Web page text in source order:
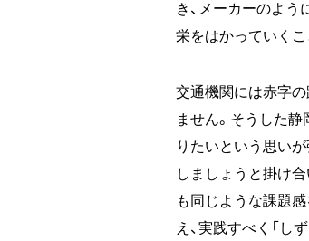
き、メーカーのよ
栄をはかっていくこ
交通機関には赤字
ません。そうした
りたいという思い
しましょうと掛け
も同じような課題
え、実践すべく「し